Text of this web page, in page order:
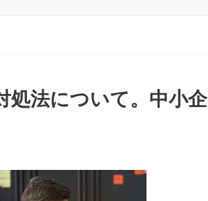
処法について。中小企